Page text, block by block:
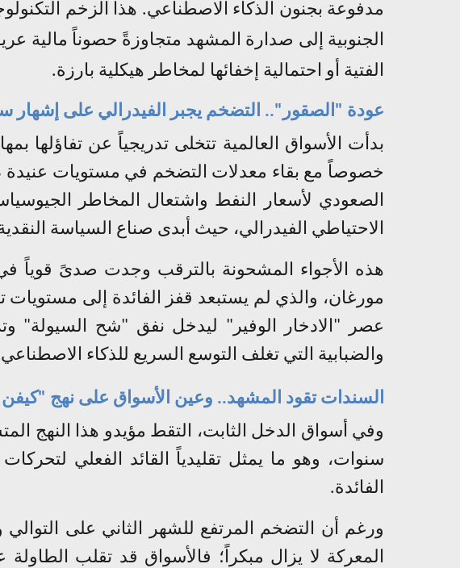
مدفوعة بجنون الذكاء الاصطناعي. هذا الزخم
الجنوبية إلى صدارة المشهد متجاوزةً حصوناً مالية
الفتية أو احتمالية إخفائها لمخاطر هيكلية بارزة.
عودة "الصقور".. التضخم يجبر الفيدرالي على إشهار
بدأت الأسواق العالمية تتخلى تدريجياً عن تفاؤلها
خصوصاً مع بقاء معدلات التضخم في مستويات عنيدة
الصعودي لأسعار النفط واشتعال المخاطر
الاحتياطي الفيدرالي، حيث أبدى صناع السياسة
هذه الأجواء المشحونة بالترقب وجدت صدىً قوياً
مورغان، والذي لم يستبعد قفز الفائدة إلى مستويات
عصر "الادخار الوفير" ليدخل نفق "شح السيولة"
والضبابية التي تغلف التوسع السريع للذكاء الاصطناعي
السندات تقود المشهد.. وعين الأسواق على نهج
وفي أسواق الدخل الثابت، التقط مؤيدو هذا النهج
سنوات، وهو ما يمثل تقليدياً القائد الفعلي
الفائدة.
ورغم أن التضخم المرتفع للشهر الثاني على
المعركة لا يزال مبكراً؛ فالأسواق قد تقلب